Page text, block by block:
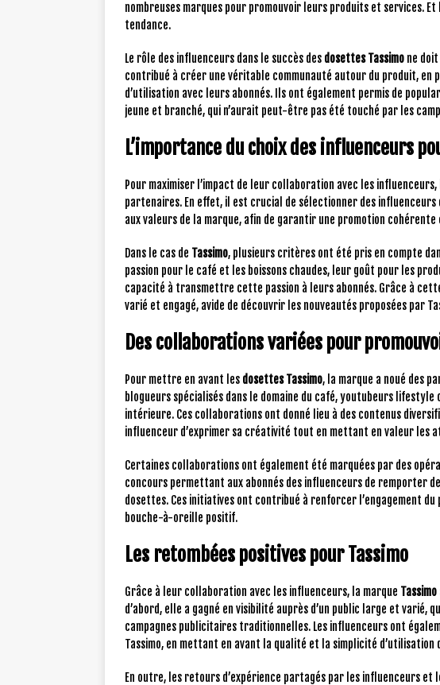
nombreuses marques pour promouvoir leurs produits et services. Et
tendance.
Le rôle des influenceurs dans le succès des dosettes Tassimo ne
contribué à créer une véritable communauté autour du produit, en
d’utilisation avec leurs abonnés. Ils ont également permis de
jeune et branché, qui n’aurait peut-être pas été touché par les
L’importance du choix des influenceurs
Pour maximiser l’impact de leur collaboration avec les
partenaires. En effet, il est crucial de sélectionner des
aux valeurs de la marque, afin de garantir une promotion
Dans le cas de Tassimo, plusieurs critères ont été pris en compte
passion pour le café et les boissons chaudes, leur goût pour les
capacité à transmettre cette passion à leurs abonnés. Grâce à
varié et engagé, avide de découvrir les nouveautés proposées par
Des collaborations variées pour
Pour mettre en avant les dosettes Tassimo, la marque a noué des
blogueurs spécialisés dans le domaine du café, youtubeurs
intérieure. Ces collaborations ont donné lieu à des contenus
influenceur d’exprimer sa créativité tout en mettant en valeur les
Certaines collaborations ont également été marquées par des
concours permettant aux abonnés des influenceurs de remporter
dosettes. Ces initiatives ont contribué à renforcer l’engagement
bouche-à-oreille positif.
Les retombées positives pour Tassimo
Grâce à leur collaboration avec les influenceurs, la marque Tassimo
d’abord, elle a gagné en visibilité auprès d’un public large et varié,
campagnes publicitaires traditionnelles. Les influenceurs ont
Tassimo, en mettant en avant la qualité et la simplicité d’utilisation
En outre, les retours d’expérience partagés par les influenceurs et